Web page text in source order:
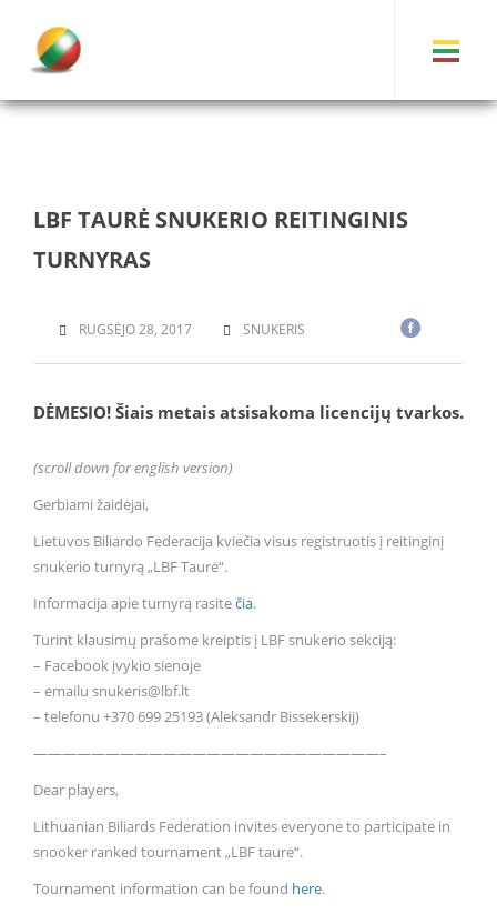
LBF TAURĖ SNUKERIO REITINGINIS
TURNYRAS
RUGSĖJO 28, 2017 SNUKERIS
DĖMESIO! Šiais metais atsisakoma licencijų tvarkos.
(scroll down for english version)
Gerbiami žaidėjai,
Lietuvos Biliardo Federacija kviečia visus registruotis į reitinginį
snukerio turnyrą „LBF Taurė“.
Informacija apie turnyrą rasitečia.
Turint klausimų prašome kreiptis į LBF snukerio sekciją:
– Facebook įvykio sienoje
– emailu snukeris@lbf.lt
– telefonu +370 699 25193 (Aleksandr Bissekerskij)
————————————————————————–
Dear players,
Lithuanian Biliards Federation invites everyone to participate in
snooker ranked tournament „LBF taurė“.
Tournament information can be found here.